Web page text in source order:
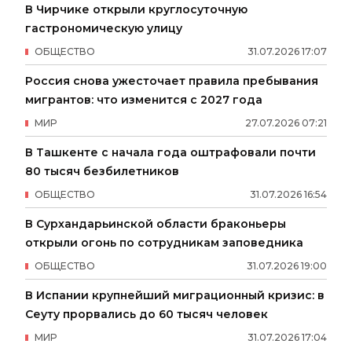
В Чирчике открыли круглосуточную
гастрономическую улицу
31.07.2026 17:07
ОБЩЕСТВО
Россия снова ужесточает правила пребывания
мигрантов: что изменится с 2027 года
27.07.2026 07:21
МИР
В Ташкенте с начала года оштрафовали почти
80 тысяч безбилетников
31.07.2026 16:54
ОБЩЕСТВО
В Сурхандарьинской области браконьеры
открыли огонь по сотрудникам заповедника
31.07.2026 19:00
ОБЩЕСТВО
В Испании крупнейший миграционный кризис: в
Сеуту прорвались до 60 тысяч человек
31.07.2026 17:04
МИР